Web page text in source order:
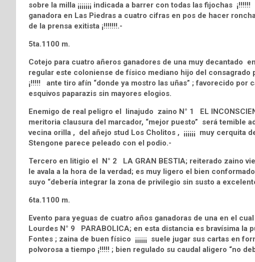
sobre la milla ¡¡¡¡¡¡¡ indicada a barrer con todas las fijochas
ganadora en Las Piedras a cuatro cifras en pos de hacer roncha
de la prensa exitista ¡!!!!!!!.-
5ta.1100 m.
Cotejo para cuatro añeros ganadores de una muy decantado
regular este coloniense de físico mediano hijo del consagrado
¡!!!!! ante tiro afín “donde ya mostro las uñas” ; favorecido por
esquivos paparazis sin mayores elogios.
Enemigo de real peligro el linajudo zaino N° 1 EL
meritoria clausura del marcador, “mejor puesto” será temible
vecina orilla , del añejo stud Los Cholitos , ¡¡¡¡¡¡ muy cerquita
Stengone parece peleado con el podio.-
Tercero en litigio el N° 2 LA GRAN BESTIA; reiterado zaino
le avala a la hora de la verdad; es muy ligero el bien
suyo “debería integrar la zona de privilegio sin susto a
6ta.1100 m.
Evento para yeguas de cuatro años ganadoras de una en el
Lourdes N° 9 PARABOLICA; en esta distancia es bravísima
Fontes ; zaina de buen físico ¡¡¡¡¡¡ suele jugar sus cartas en
polvorosa a tiempo ¡!!!!! ; bien regulado su caudal aligero “no